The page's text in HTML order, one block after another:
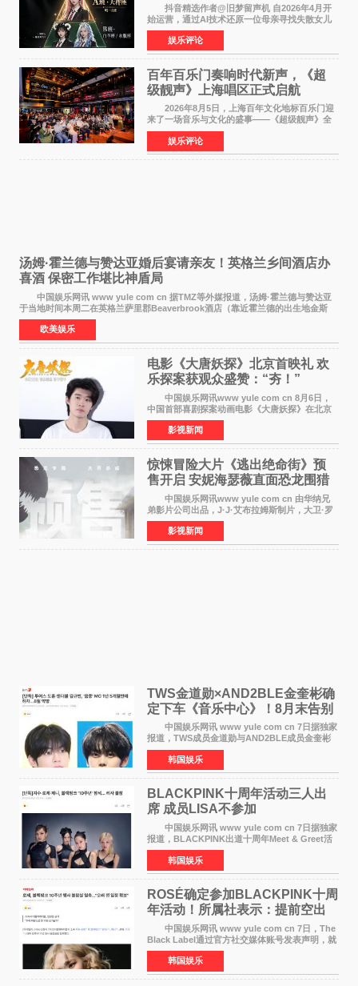
抖音精选作者@旧梦留声机 自2026年4月开
始运营，通过AI技术还原一位母亲寻找失散女儿
的故事，凭借强情感表达获得大量用户关注，发
布仅21小时便获得超1亿曝光、超1000万互动。
此后，账号持续沿
娱乐评论
百年百乐门奏响时代新声，《超
级靓声》上海唱区正式启航
2026年8月5日，上海百年文化地标百乐门迎
来了一场音乐与文化的盛事——《超级靓声》全
国励志音乐公益节目上海唱区新闻发布会暨启动
仪式在此隆重举行。各界领导、嘉宾与媒体朋友
齐聚一堂，共同
娱乐评论
汤姆·霍兰德与赞达亚婚后宴请亲友！英格兰乡间酒店办
喜酒 保密工作堪比神盾局
中国娱乐网讯 www yule com cn 据TMZ等外媒报道，汤姆·霍兰德与赞达亚
于当地时间本周二在英格兰萨里郡Beaverbrook酒店（靠近霍兰德的出生地金斯
顿）举办婚宴，邀请家人与朋友们喝喜酒，庆祝
欧美娱乐
电影《大唐妖探》北京首映礼 欢
乐探案获观众盛赞：“夯！”
中国娱乐网讯www yule com cn 8月6日，
中国首部喜剧探案动画电影《大唐妖探》在北京
举办电影首映礼。导演程腾、联合导演黄珉、总
制片人曹紫建、制片人李莹莹，配音导演张喆，
对白指导程寅，领
影视新闻
惊悚冒险大片《逃出绝命街》预
售开启 安妮海瑟薇直面恐龙围猎
中国娱乐网讯www yule com cn 由华纳兄
弟影片公司出品，J·J·艾布拉姆斯制片，大卫·罗
伯特·米切尔执导，好莱坞巨星安妮·海瑟薇和伊万
·麦克格雷格领衔主演的2026暑期惊悚冒险大片
《逃出绝
影视新闻
TWS金道勋×AND2BLE金奎彬确
定下车《音乐中心》！8月末告别
MC席位
中国娱乐网讯 www yule com cn 7日据独家
报道，TWS成员金道勋与AND2BLE成员金奎彬
将于8月离开《音乐中心》MC的位置。 金道
勋与金奎彬于去年3月与H2H A-NA一起被选为
《音乐中心》MC，约1
韩国娱乐
BLACKPINK十周年活动三人出
席 成员LISA不参加
中国娱乐网讯 www yule com cn 7日据独家
报道，BLACKPINK出道十周年Meet & Greet活
动将由智秀、ROS&Eacute;、JENNIE出席，
LISA将缺席。 此前BLACKPINK所属社YG并
未为组合出道十周年做
韩国娱乐
ROSÉ确定参加BLACKPINK十周
年活动！所属社表示：提前空出
了时间
中国娱乐网讯 www yule com cn 7日，The
Black Label通过官方社交媒体账号发表声明，就
近期网络上关于ROS&Eacute;个人行程及是否参
加BLACKPINK出道纪念活动的种种猜测作出正
式回应。 Th
韩国娱乐